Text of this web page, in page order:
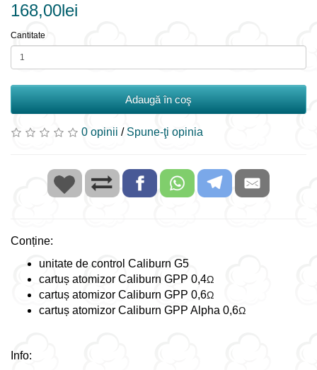
168,00lei
Cantitate
Adaugă în coş
0 opinii /Spune-ţi opinia
Conține:
unitate de control Caliburn G5
cartuș atomizor Caliburn GPP 0,4Ω
cartuș atomizor Caliburn GPP 0,6Ω
cartuș atomizor Caliburn GPP Alpha 0,6Ω
Info: